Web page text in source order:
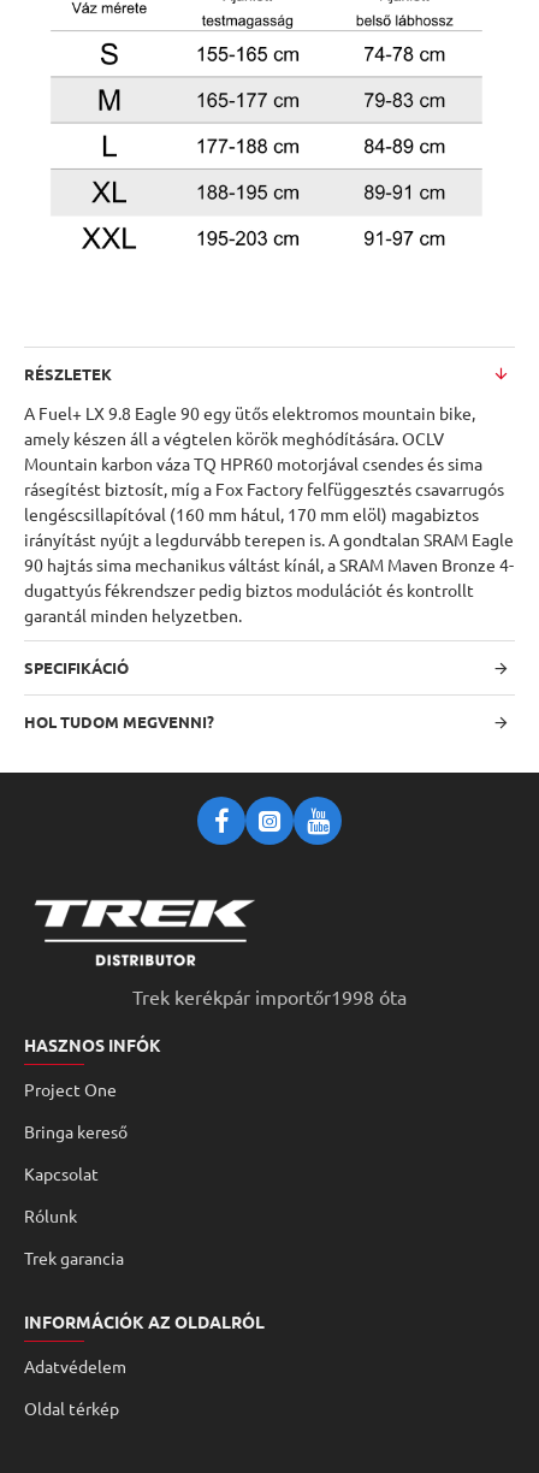
RÉSZLETEK
A Fuel+ LX 9.8 Eagle 90 egy ütős elektromos mountain bike,
amely készen áll a végtelen körök meghódítására. OCLV
Mountain karbon váza TQ HPR60 motorjával csendes és sima
rásegítést biztosít, míg a Fox Factory felfüggesztés csavarrugós
lengéscsillapítóval (160 mm hátul, 170 mm elöl) magabiztos
irányítást nyújt a legdurvább terepen is. A gondtalan SRAM Eagle
90 hajtás sima mechanikus váltást kínál, a SRAM Maven Bronze 4-
dugattyús fékrendszer pedig biztos modulációt és kontrollt
garantál minden helyzetben.
SPECIFIKÁCIÓ
HOL TUDOM MEGVENNI?
Trek kerékpár importőr1998 óta
HASZNOS INFÓK
Project One
Bringa kereső
Kapcsolat
Rólunk
Trek garancia
INFORMÁCIÓK AZ OLDALRÓL
Adatvédelem
Oldal térkép